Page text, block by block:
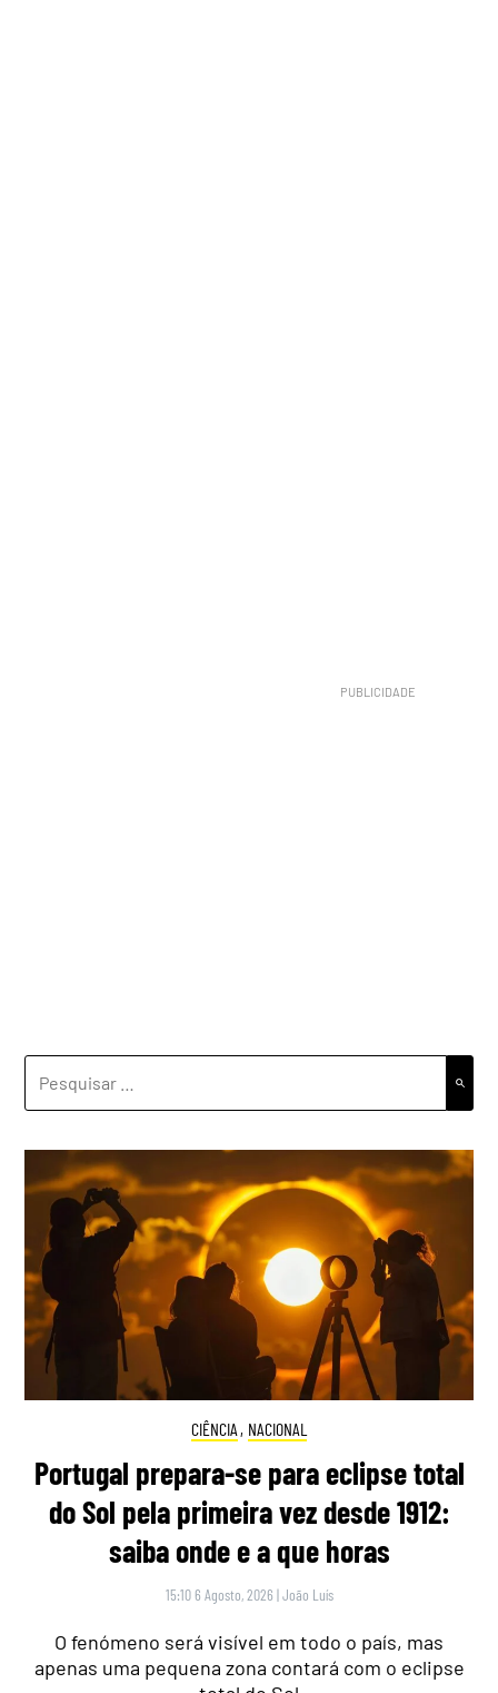
POR:
CIÊNCIA , NACIONAL
Portugal prepara-se para eclipse total
do Sol pela primeira vez desde 1912:
saiba onde e a que horas
15:10 6 Agosto, 2026 |João Luís
O fenómeno será visível em todo o país, mas
apenas uma pequena zona contará com o eclipse